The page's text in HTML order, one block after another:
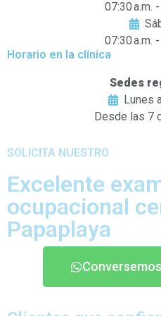
07:30 a.m.
07:30 a.m.
Horario en la clínica
Sedes
Lunes
Desde las 7
SOLICITA NUESTRO
Excelente
ocupacional
Papaplaya